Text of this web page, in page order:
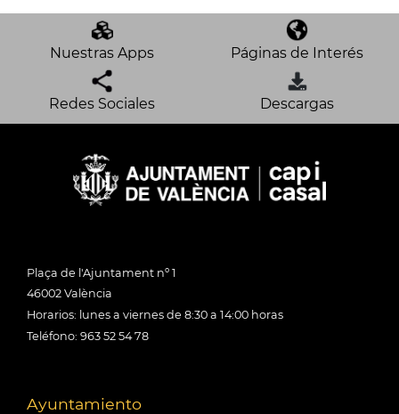
Nuestras Apps Páginas de Interés
Redes Sociales Descargas
Plaça de l'Ajuntament nº 1
46002 València
Horarios: lunes a viernes de 8:30 a 14:00 horas
Teléfono: 963 52 54 78
Ayuntamiento